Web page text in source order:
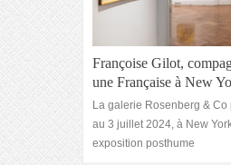
Françoise Gilot,
une Française à New
La galerie Rosenberg & Co
au 3 juillet 2024, à New
exposition posthume